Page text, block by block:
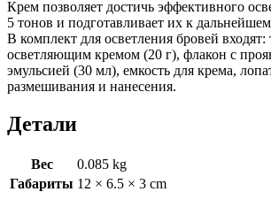
Крем позволяет достичь эффективного
5 тонов и подготавливает их к
В комплект для осветления бровей входят:
осветляющим кремом (20 г), флакон с
эмульсией (30 мл), емкость для крема,
размешивания и нанесения.
Детали
Вес
0.085 kg
Габариты 12 × 6.5 × 3 cm